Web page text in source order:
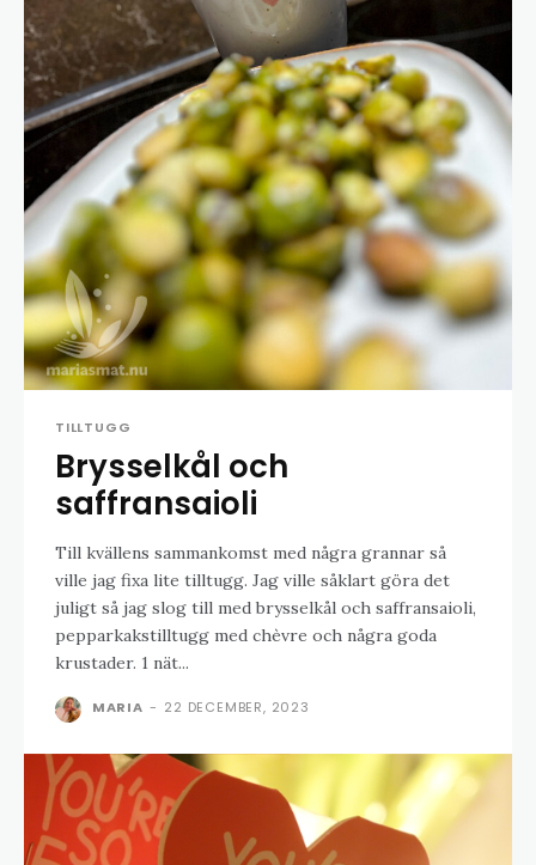
TILLTUGG
Brysselkål och
saffransaioli
Till kvällens sammankomst med några grannar så
ville jag fixa lite tilltugg. Jag ville såklart göra det
juligt så jag slog till med brysselkål och saffransaioli,
pepparkakstilltugg med chèvre och några goda
krustader. 1 nät...
MARIA - 22 DECEMBER, 2023